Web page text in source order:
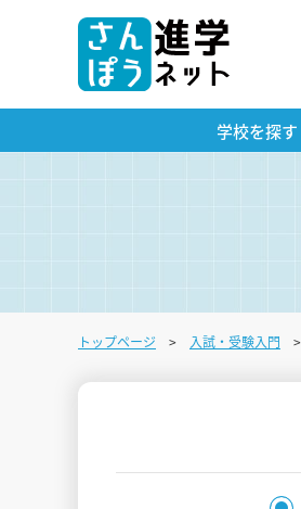
学校を探す
トップページ 入試・受験入門